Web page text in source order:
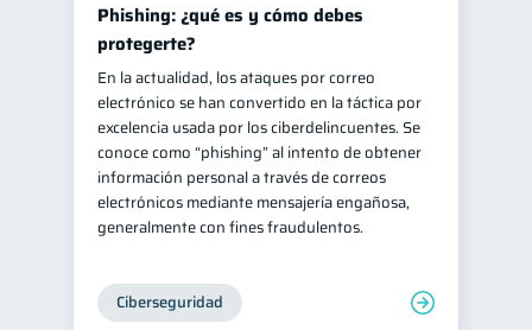
Phishing: ¿qué es y cómo debes
protegerte?
En la actualidad, los ataques por correo
electrónico se han convertido en la táctica por
excelencia usada por los ciberdelincuentes. Se
conoce como “phishing” al intento de obtener
información personal a través de correos
electrónicos mediante mensajería engañosa,
generalmente con fines fraudulentos.
Ciberseguridad